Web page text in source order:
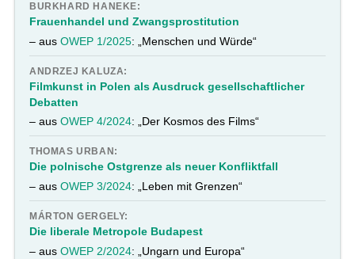
BURKHARD HANEKE:
Frauenhandel und Zwangsprostitution
– ausOWEP 1/2025: „Menschen und Würde“
ANDRZEJ KALUZA:
Filmkunst in Polen als Ausdruck gesellschaftlicher
Debatten
– ausOWEP 4/2024: „Der Kosmos des Films“
THOMAS URBAN:
Die polnische Ostgrenze als neuer Konfliktfall
– ausOWEP 3/2024: „Leben mit Grenzen“
MÁRTON GERGELY:
Die liberale Metropole Budapest
– ausOWEP 2/2024: „Ungarn und Europa“